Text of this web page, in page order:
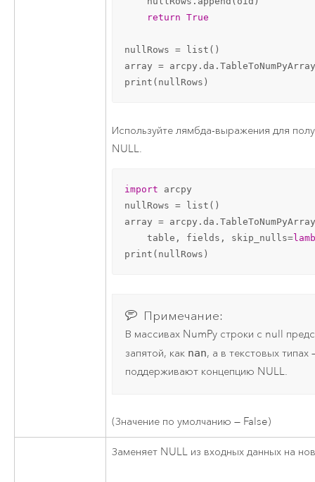
return
True
nullRows = list()
array =
print(nullRows)
Используйте лямбда-выражения для
NULL.
import arcpy
nullRows = list()
array =
    table, fields, skip_nulls=
print(nullRows)
Примечание:
В массивах NumPy строки с null
запятой, как nan, а в текстовых типах
поддерживают концепцию NULL.
(Значение по умолчанию — False)
Заменяет NULL из входных данных на